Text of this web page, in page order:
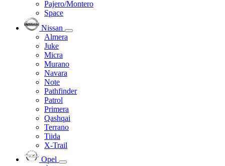
Pajero/Montero
Space
Nissan
Almera
Juke
Micra
Murano
Navara
Note
Pathfinder
Patrol
Primera
Qashqai
Terrano
Tiida
X-Trail
Opel